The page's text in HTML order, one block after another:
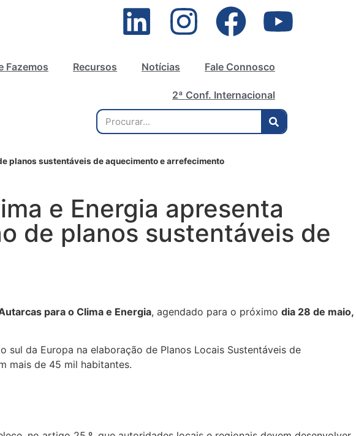
Fazemos Recursos Notícias Fale Connosco
2ª Conf. Internacional
planos sustentáveis de aquecimento e arrefecimento
e Energia apresenta
de planos sustentáveis de
para o Clima e Energia, agendado para o próximo dia 28 de maio,
da Europa na elaboração de Planos Locais Sustentáveis de
mais de 45 mil habitantes.